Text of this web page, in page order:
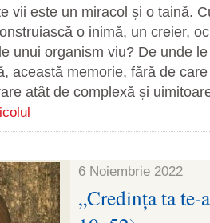
vii este un miracol și o taină.
o inimă, un creier,
unui organism viu? De unde
această memorie, fără de
atât de complexă și
6 Noiembrie 2022
„Credința ta